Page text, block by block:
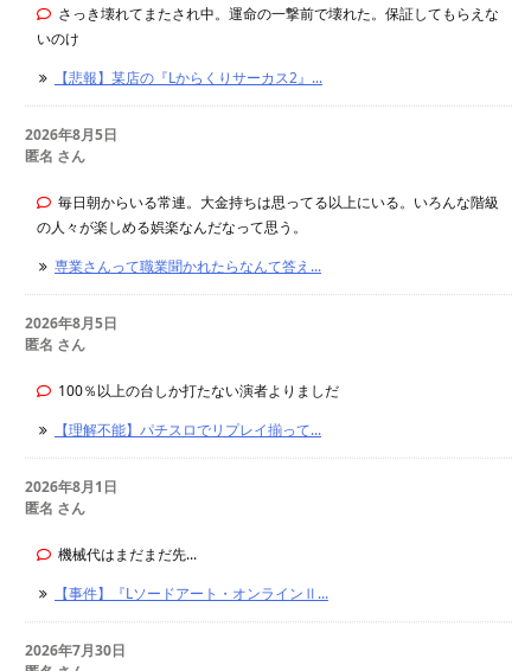
さっき壊れてまたされ中。運命の一撃前で壊れた。保証してもらえな
いのけ
【悲報】某店の『Lからくりサーカス2』...
2026年8月5日
匿名 さん
毎日朝からいる常連。大金持ちは思ってる以上にいる。いろんな階級
の人々が楽しめる娯楽なんだなって思う。
専業さんって職業聞かれたらなんて答え...
2026年8月5日
匿名 さん
100％以上の台しか打たない演者よりましだ
【理解不能】パチスロでリプレイ揃って...
2026年8月1日
匿名 さん
機械代はまだまだ先...
【事件】『Lソードアート・オンラインⅡ...
2026年7月30日